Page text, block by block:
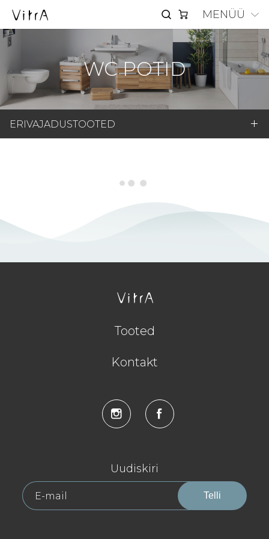
MENÜÜ
WC POTID
ERIVAJADUSTOOTED
Tooted
Kontakt
Uudiskiri